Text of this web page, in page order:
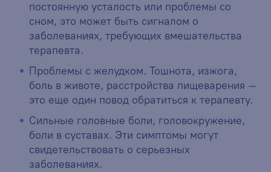
постоянную усталость или проблемы со
сном, это может быть сигналом о
заболеваниях, требующих вмешательства
терапевта.
Проблемы с желудком. Тошнота, изжога,
боль в животе, расстройства пищеварения –
это еще один повод обратиться к терапевту.
Сильные головные боли, головокружение,
боли в суставах. Эти симптомы могут
свидетельствовать о серьезных
заболеваниях.